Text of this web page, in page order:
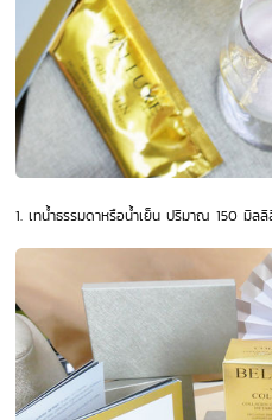
1. เทน้ำธรรมดาหรือน้ำเย็น ปริมาณ 150 มิล